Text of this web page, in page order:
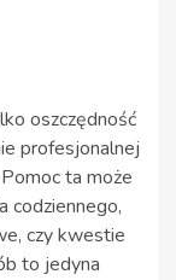
oszczędność
profesjonalnej
ta może
codziennego,
czy kwestie
to jedyna